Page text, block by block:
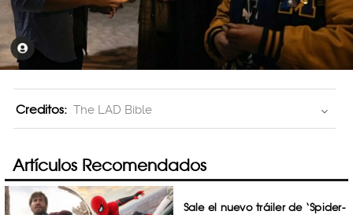
Creditos: The LAD Bible
Artículos Recomendados
Sale el nuevo tráiler de ‘Spider-